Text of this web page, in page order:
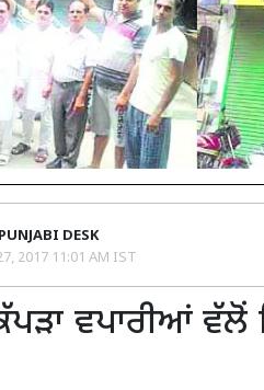
DESK
2017 11:01 AM IST
ਵਪਾਰੀਆਂ ਵੱਲੋਂ